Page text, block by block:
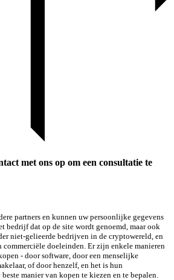
met ons op om een consultatie te
partners en kunnen uw persoonlijke gegevens
bedrijf dat op de site wordt genoemd, maar ook
niet-gelieerde bedrijven in de cryptowereld, en
commerciële doeleinden. Er zijn enkele manieren
- door software, door een menselijke
of door henzelf, en het is hun
manier van kopen te kiezen en te bepalen.